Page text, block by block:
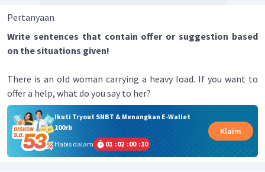
Pertanyaan
Write sentences that contain offer or suggestion based
on the situations given!
There is an old woman carrying a heavy load. If you want to
offer a help, what do you say to her?
Ikuti Tryout SNBT & Menangkan E-Wallet
100rb
Habis dalam
01 :02 :00 :10
Klaim